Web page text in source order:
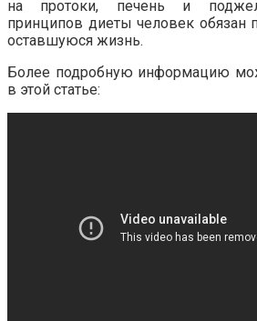
на протоки, печень и
принципов диеты человек обязан
оставшуюся жизнь.
Более подробную информацию
в этой статье: